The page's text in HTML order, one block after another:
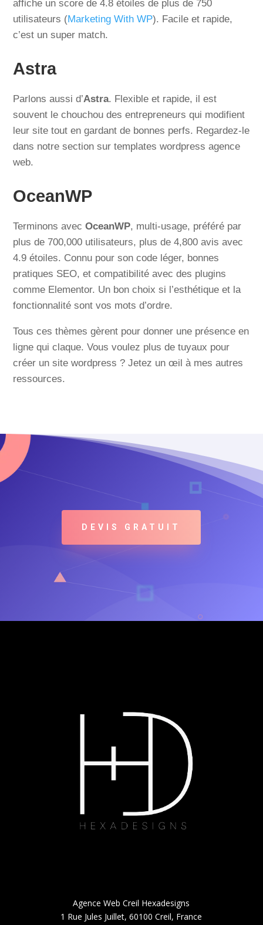
affiche un score de 4.8 étoiles de plus de 750
utilisateurs (Marketing With WP). Facile et rapide,
c’est un super match.
Astra
Parlons aussi d’Astra. Flexible et rapide, il est
souvent le chouchou des entrepreneurs qui modifient
leur site tout en gardant de bonnes perfs. Regardez-le
dans notre section sur templates wordpress agence
web.
OceanWP
Terminons avecOceanWP, multi-usage, préféré par
plus de 700,000 utilisateurs, plus de 4,800 avis avec
4.9 étoiles. Connu pour son code léger, bonnes
pratiques SEO, et compatibilité avec des plugins
comme Elementor. Un bon choix si l’esthétique et la
fonctionnalité sont vos mots d’ordre.
Tous ces thèmes gèrent pour donner une présence en
ligne qui claque. Vous voulez plus de tuyaux pour
créer un site wordpress ? Jetez un œil à mes autres
ressources.
DEVIS GRATUIT
Agence Web Creil Hexadesigns
1 Rue Jules Juillet, 60100 Creil, France